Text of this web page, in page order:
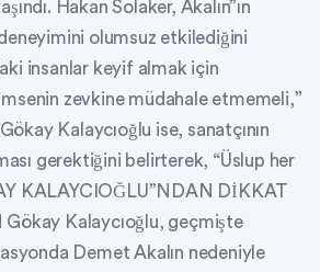
Hakan Solaker, Akalın”ın
olumsuz etkilediğini
insanlar keyif almak için
zevkine müdahale etmemeli,”
Kalaycıoğlu ise, sanatçının
gerektiğini belirterek, “Üslup her
KALAYCIOĞLU”NDAN DİKKAT
Kalaycıoğlu, geçmişte
Demet Akalın nedeniyle